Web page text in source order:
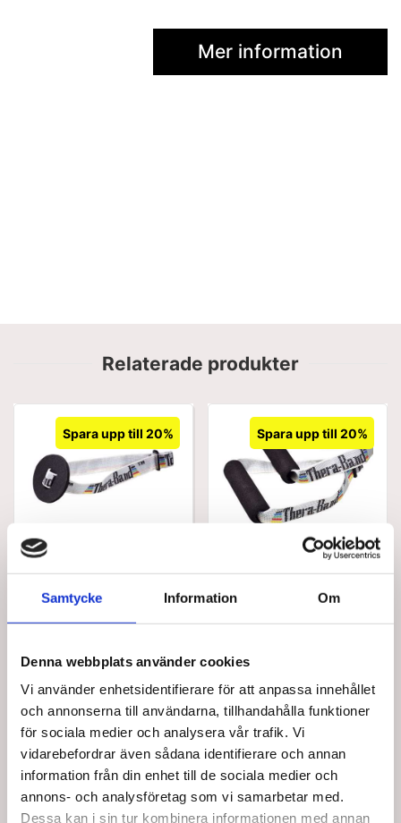
Samtycke Information Om
Denna webbplats använder cookies
Vi använder enhetsidentifierare för att anpassa innehållet
och annonserna till användarna, tillhandahålla funktioner
för sociala medier och analysera vår trafik. Vi
vidarebefordrar även sådana identifierare och annan
information från din enhet till de sociala medier och
annons- och analysföretag som vi samarbetar med.
Dessa kan i sin tur kombinera informationen med annan
Mer information
Relaterade produkter
Spara upp till 20%
22130
Standard försäljningspris SEK
71,25
SEK 45,60 Exkl. moms
Lägg i
varukorg
+100 i lager
Spara upp till 20%
TheraBand Handtag, 2
Standard försäljningspris SEK
100,00
SEK 64,00 Exkl. moms
Lägg i
varukorg
+100 i lager